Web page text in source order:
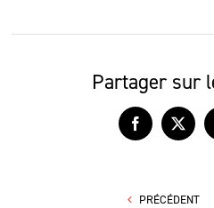
Partager sur
Facebook
X
PRÉCÉDENT